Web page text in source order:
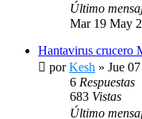
Último
Mar 19 May
Hantavirus crucero
porKesh » Jue
6 Respuestas
683 Vistas
Último